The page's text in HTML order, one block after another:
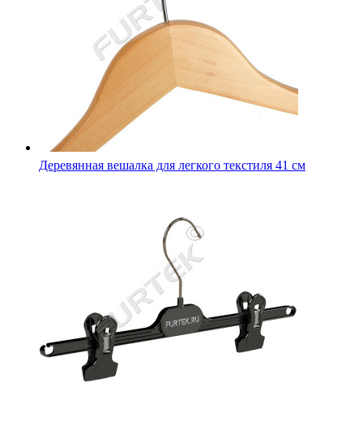
Деревянная вешалка для легкого текстиля 41 см